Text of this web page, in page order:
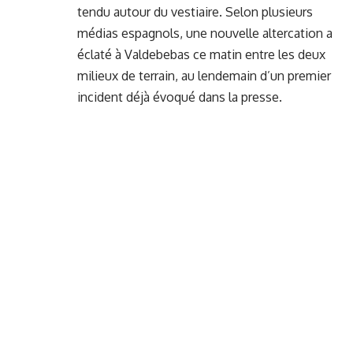
tendu autour du vestiaire. Selon plusieurs
médias espagnols, une nouvelle altercation a
éclaté à Valdebebas ce matin entre les deux
milieux de terrain, au lendemain d’un premier
incident déjà évoqué dans la presse.